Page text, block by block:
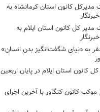
مدیرکل کانون استان کرمانشاه به
مدیر کل کانون استان ایلام به
به دنیای شگفت‌انگیز بدن انسان»
کانون استان ایلام در پایان اربعین
موکب کانون کنگاور با آخرین اجرای